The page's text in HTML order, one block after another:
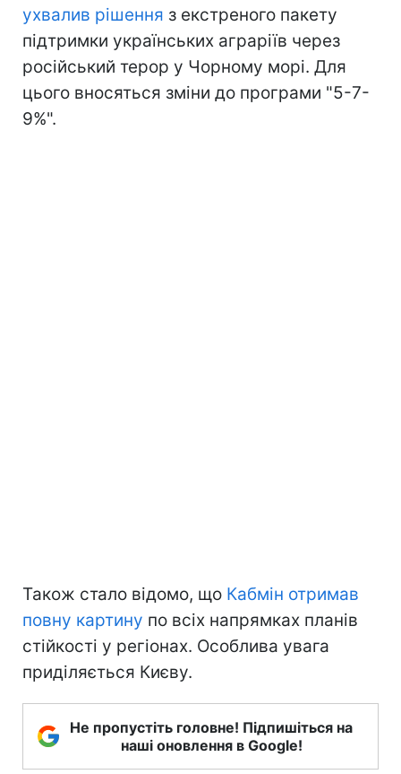
ухвалив рішення з екстреного пакету
підтримки українських аграріїв через
російський терор у Чорному морі. Для
цього вносяться зміни до програми "5-7-
9%".
Також стало відомо, що Кабмін отримав
повну картину по всіх напрямках планів
стійкості у регіонах. Особлива увага
приділяється Києву.
Не пропустіть головне! Підпишіться на
наші оновлення в Google!